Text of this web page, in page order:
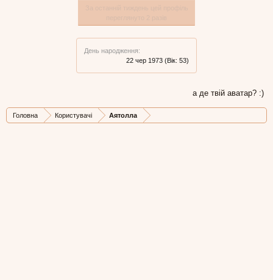
День народження:
22 чер 1973 (Вік: 53)
а де твій аватар? :)
Головна Користувачі Аятолла